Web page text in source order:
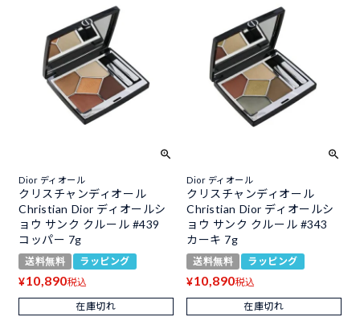
Dior ディオール
クリスチャンディオール
Christian Dior ディオールシ
ョウ サンク クルール #439
コッパー 7g
送料無料 ラッピング
¥10,890税込
在庫切れ
Dior ディオール
クリスチャンディオール
Christian Dior ディオールシ
ョウ サンク クルール #343
カーキ 7g
送料無料 ラッピング
¥10,890税込
在庫切れ